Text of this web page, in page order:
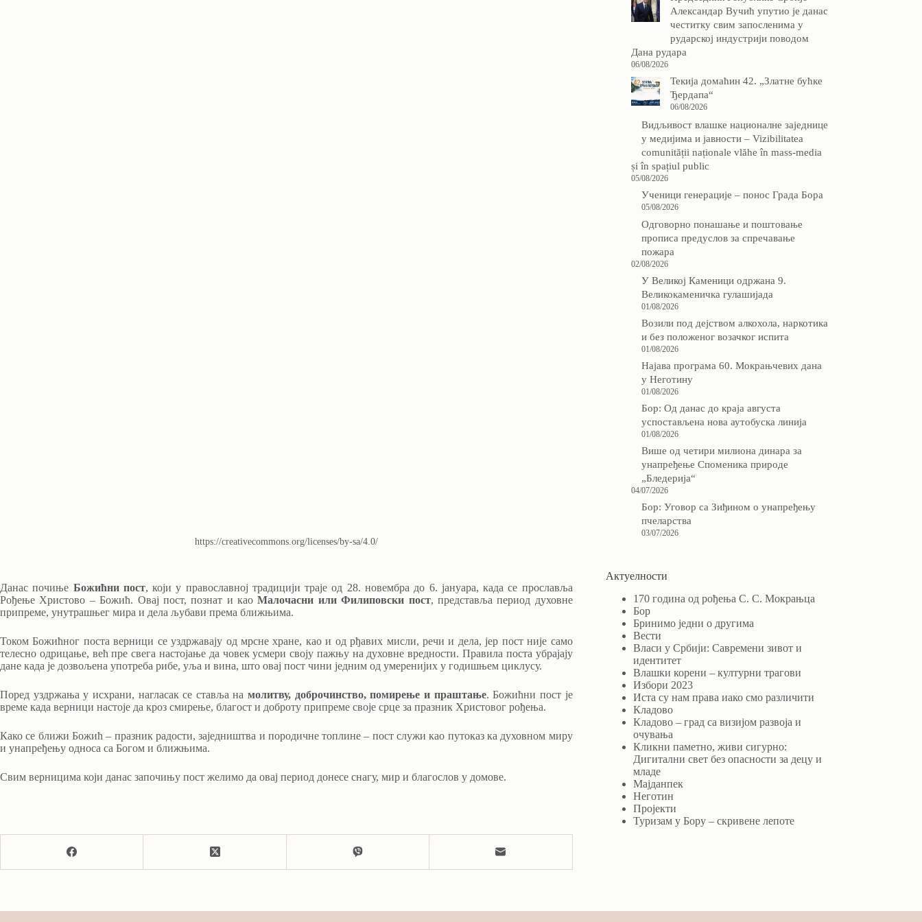
https://creativecommons.org/licenses/by-sa/4.0/
Данас почиње Божићни пост, који у православној традицији траје од 28. новембра до 6. јануара, када се прославља
Рођење Христово – Божић. Овај пост, познат и каоМалочасни или Филиповски пост, представља период духовне
припреме, унутрашњег мира и дела љубави према ближњима.
Током Божићног поста верници се уздржавају од мрсне хране, као и од рђавих мисли, речи и дела, јер пост није само
телесно одрицање, већ пре свега настојање да човек усмери своју пажњу на духовне вредности. Правила поста убрајају
дане када је дозвољена употреба рибе, уља и вина, што овај пост чини једним од умеренијих у годишњем циклусу.
Поред уздржања у исхрани, нагласак се ставља намолитву, доброчинство, помирење и праштање. Божићни пост је
време када верници настоје да кроз смирење, благост и доброту припреме своје срце за празник Христовог рођења.
Како се ближи Божић – празник радости, заједништва и породичне топлине – пост служи као путоказ ка духовном миру
и унапређењу односа са Богом и ближњима.
Свим верницима који данас започињу пост желимо да овај период донесе снагу, мир и благослов у домове.
Александар Вучић упутио је данас
честитку свим запосленима у
рударској индустрији поводом
Дана рудара
06/08/2026
Текија домаћин 42. „Златне бућке
Ђердапа“
06/08/2026
Видљивост влашке националне заједнице
у медијима и јавности – Vizibilitatea
comunității naționale vlăhe în mass-media
și în spațiul public
05/08/2026
Ученици генерације – понос Града Бора
05/08/2026
Одговорно понашање и поштовање
прописа предуслов за спречавање
пожара
02/08/2026
У Великој Каменици одржана 9.
Великокаменичка гулашијада
01/08/2026
Возили под дејством алкохола, наркотика
и без положеног возачког испита
01/08/2026
Најава програма 60. Мокрањчевих дана
у Неготину
01/08/2026
Бор: Од данас до краја августа
успостављена нова аутобуска линија
01/08/2026
Више од четири милиона динара за
унапређење Споменика природе
„Бледерија“
04/07/2026
Бор: Уговор са Зиђином о унапређењу
пчеларства
03/07/2026
Актуелности
170 година од рођења С. С. Мокрањца
Бор
Бринимо једни о другима
Вести
Власи у Србији: Савремени зивот и
идентитет
Влашки корени – културни трагови
Избори 2023
Иста су нам права иако смо различити
Кладово
Кладово – град са визијом развоја и
очувања
Кликни паметно, живи сигурно:
Дигитални свет без опасности за децу и
младе
Мајданпек
Неготин
Пројекти
Туризам у Бору – скривене лепоте